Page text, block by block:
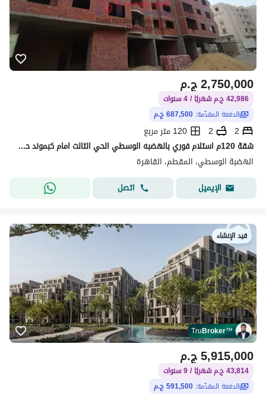
ج.م2,750,000
42,986 ج.م شهريًا / 4 سنوات
الدفعة المقدّمة: 687,500 ج.م
2
2
120 متر مربع
شقة 120م استلام فوري بالهضبه الوسطي الحي التالت امام كبموند حياه قريب من نادي Ezy Sport و امام
الهضبة الوسطي، المقطم، القاهرة
الإيميل
اتصل
قيد الإنشاء
TruBroker™
ج.م5,915,000
43,814 ج.م شهريًا / 9 سنوات
الدفعة المقدّمة: 591,500 ج.م